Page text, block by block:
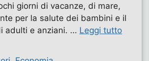
giorni di vacanze, di mare,
per la salute dei bambini e il
adulti e anziani. … Leggi tutto